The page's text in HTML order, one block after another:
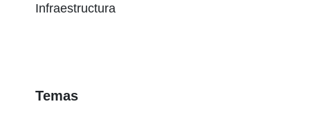
Infraestructura
Temas